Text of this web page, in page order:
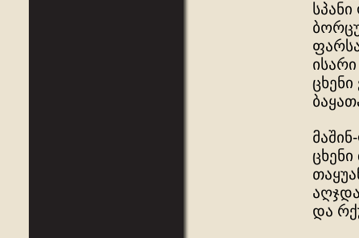
და